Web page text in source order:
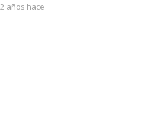
2 años hace